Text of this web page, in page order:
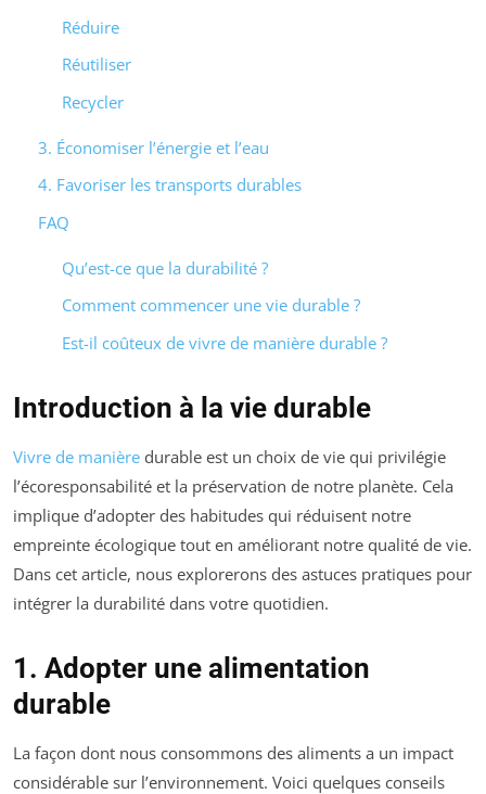
Réduire
Réutiliser
Recycler
3. Économiser l’énergie et l’eau
4. Favoriser les transports durables
FAQ
Qu’est-ce que la durabilité ?
Comment commencer une vie durable ?
Est-il coûteux de vivre de manière durable ?
Introduction à la vie durable
Vivre de manière durable est un choix de vie qui privilégie
l’écoresponsabilité et la préservation de notre planète. Cela
implique d’adopter des habitudes qui réduisent notre
empreinte écologique tout en améliorant notre qualité de vie.
Dans cet article, nous explorerons des astuces pratiques pour
intégrer la durabilité dans votre quotidien.
1. Adopter une alimentation
durable
La façon dont nous consommons des aliments a un impact
considérable sur l’environnement. Voici quelques conseils